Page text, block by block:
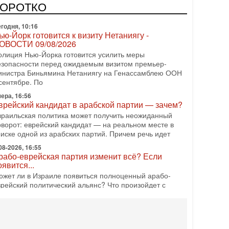
выборы могут быть сфальсифицированы,
проведение сорвано, а итоговые результаты
10:16
Йорк готовится к визиту Нетаниягу -
09/08/2026
Нью-Йорка готовится усилить меры
перед ожидаемым визитом премьер-
Биньямина Нетаниягу на Генассамблею ООН
По
16:56
кандидат в арабской партии — зачем?
политика может получить неожиданный
еврейский кандидат — на реальном месте в
одной из арабских партий. Причем речь идет
2026, 16:55
еврейская партия изменит всё? Если
ли в Израиле появиться полноценный арабо-
политический альянс? Что произойдет с